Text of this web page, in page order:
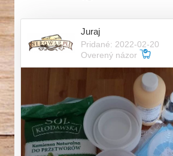
Juraj
Pridané: 2022-02-20
Overený názor